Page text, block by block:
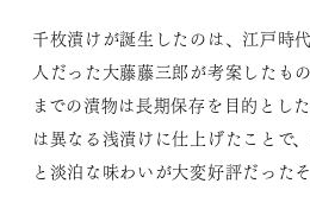
千枚漬けが誕生したのは、江戸時
人だった大藤藤三郎が考案したも
までの漬物は長期保存を目的とし
は異なる浅漬けに仕上げたことで
と淡泊な味わいが大変好評だったそ